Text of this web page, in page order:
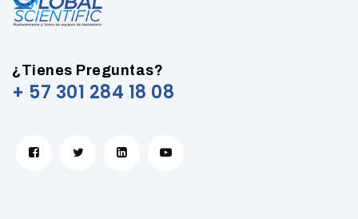
¿Tienes Preguntas?
+ 57 301 284 18 08